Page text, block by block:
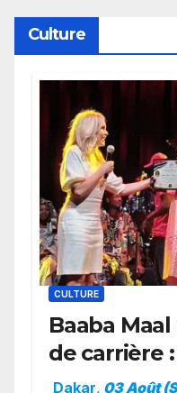
Culture
CULTURE
Baaba
de carrière
Dakar, 03 Août